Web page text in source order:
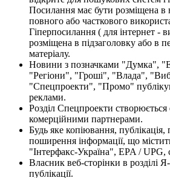
Посилання має бути розміщена в
повного або часткового
Гіперпосилання ( для інтернет -
розміщена в підзаголовку або в
матеріалу.
Новини з позначками "Думка",
"Регіони", "Гроші", "Влада",
"Спецпроекти", "Промо"
реклами.
Розділ Спецпроекти створюється
комерційними партнерами.
Будь яке копіювання,
поширення інформації, що
"Інтерфакс-Україна", EPA / UPG,
Власник веб-сторінки в розділі
публікації.